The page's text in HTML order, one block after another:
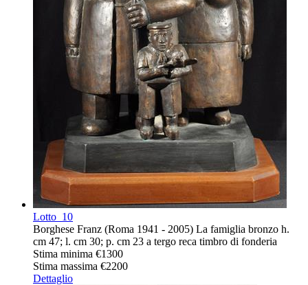
Lotto 10
Borghese Franz (Roma 1941 - 2005) La famiglia bronzo h.
cm 47; l. cm 30; p. cm 23 a tergo reca timbro di fonderia
Stima minima €1300
Stima massima €2200
Dettaglio